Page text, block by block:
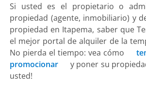
Si usted es el propietario o
propiedad (agente, inmobiliario) y
propiedad en Itapema, saber que
el mejor portal de alquiler de la
No pierda el tiempo: vea cómo
promocionar
y poner su
usted!